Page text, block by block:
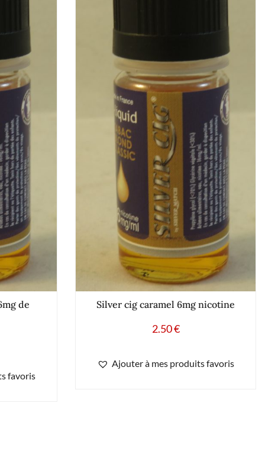
de
favoris
Silver cig caramel 6mg nicotine
2.50€
Ajouter à mes produits favoris